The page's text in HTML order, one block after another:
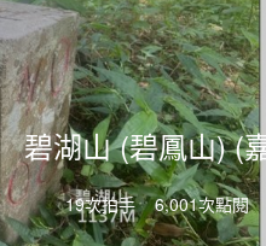
碧湖山 (碧鳳山) (
19次拍手 6,001次點閱